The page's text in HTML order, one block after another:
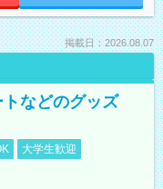
掲載日：2026.08.07
などのグッズ
大学生歓迎